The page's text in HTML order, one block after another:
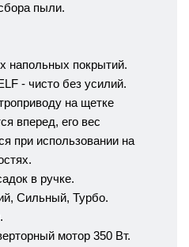
пыли.
напольных покрытий.
- чисто без усилий.
на щетке
вперед, его вес
при использовании на
в ручке.
Сильный, Турбо.
мотор 350 Вт.